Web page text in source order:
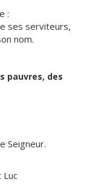
:
ses serviteurs,
nom.
pauvres, des
Seigneur.
Luc